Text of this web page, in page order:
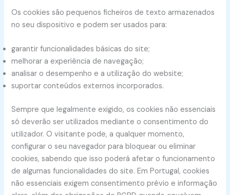
Os cookies são pequenos ficheiros de texto armazenados
no seu dispositivo e podem ser usados para:
garantir funcionalidades básicas do site;
melhorar a experiência de navegação;
analisar o desempenho e a utilização do website;
suportar conteúdos externos incorporados.
Sempre que legalmente exigido, os cookies não essenciais
só deverão ser utilizados mediante o consentimento do
utilizador. O visitante pode, a qualquer momento,
configurar o seu navegador para bloquear ou eliminar
cookies, sabendo que isso poderá afetar o funcionamento
de algumas funcionalidades do site. Em Portugal, cookies
não essenciais exigem consentimento prévio e informação